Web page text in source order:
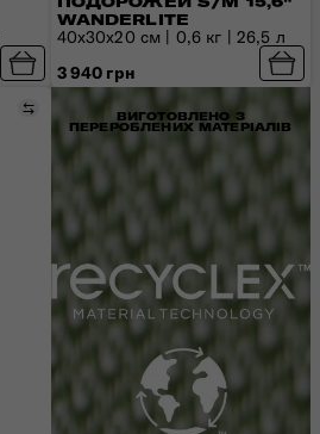
WANDERLITE
40x30x20 см | 0,6 кг | 26,5 л
3 940 грн
Порівняти
ВИГОТОВЛЕНО З
ПЕРЕРОБЛЕНИХ МАТЕРІАЛІВ